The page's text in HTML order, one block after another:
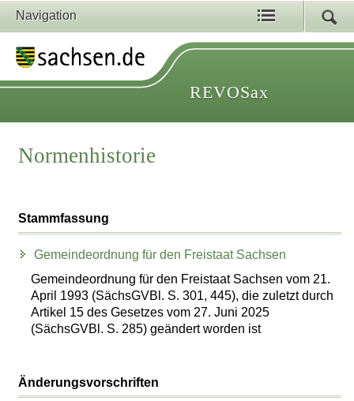
Navigation
REVOSax
Normenhistorie
Stammfassung
Gemeindeordnung für den Freistaat Sachsen
Gemeindeordnung für den Freistaat Sachsen vom 21.
April 1993 (SächsGVBl. S. 301, 445), die zuletzt durch
Artikel 15 des Gesetzes vom 27. Juni 2025
(SächsGVBl. S. 285) geändert worden ist
Änderungsvorschriften